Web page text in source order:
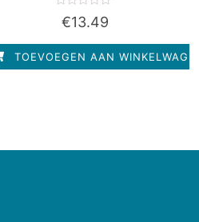
Waardering
5
€13.49
TOEVOEGEN AAN WINKELWAGEN